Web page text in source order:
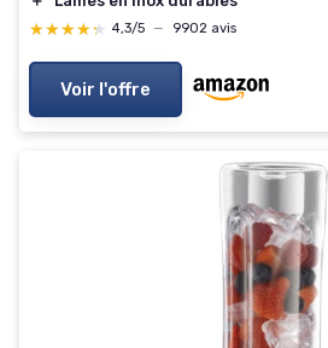
★★★★★
★★★★★ 4,3/5 — 9902 avis
Voir l'offre